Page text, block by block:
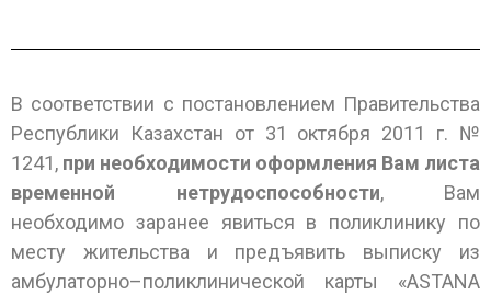
В соответствии с постановлением Правительства
Республики Казахстан от 31 октября 2011 г. №
1241, при необходимости оформления Вам листа
временной нетрудоспособности, Вам
необходимо заранее явиться в поликлинику по
месту жительства и предъявить выписку из
амбулаторно–поликлинической карты «ASTANA